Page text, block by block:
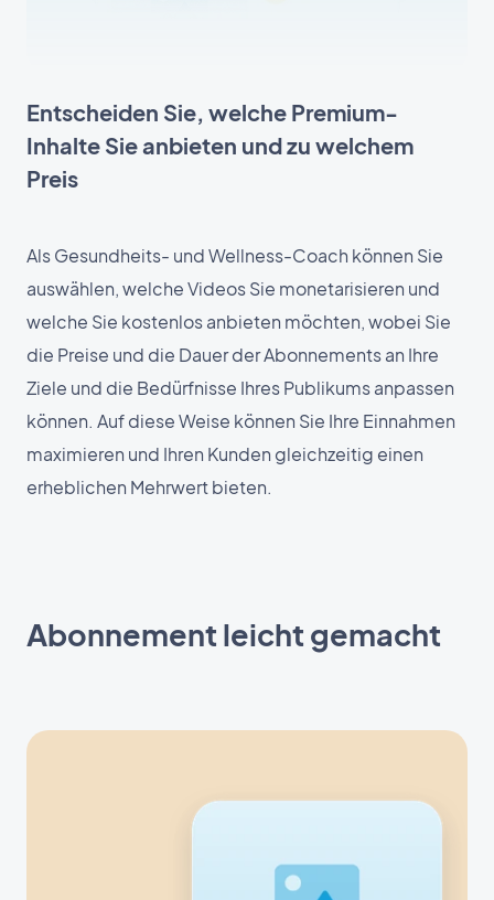
Entscheiden Sie, welche Premium-
Inhalte Sie anbieten und zu welchem
Preis
Als Gesundheits- und Wellness-Coach können Sie
auswählen, welche Videos Sie monetarisieren und
welche Sie kostenlos anbieten möchten, wobei Sie
die Preise und die Dauer der Abonnements an Ihre
Ziele und die Bedürfnisse Ihres Publikums anpassen
können. Auf diese Weise können Sie Ihre Einnahmen
maximieren und Ihren Kunden gleichzeitig einen
erheblichen Mehrwert bieten.
Abonnement leicht gemacht